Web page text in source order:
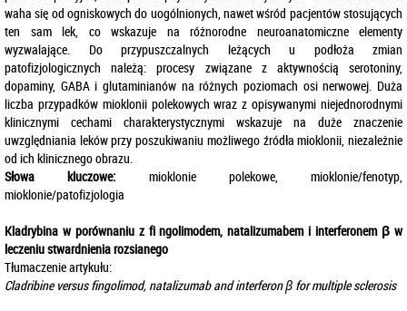
waha się od ogniskowych do uogólnionych, nawet wśród pacjentów stosujących
ten sam lek, co wskazuje na różnorodne neuroanatomiczne elementy
wyzwalające. Do przypuszczalnych leżących u podłoża zmian
patofizjologicznych należą: procesy związane z aktywnością serotoniny,
dopaminy, GABA i glutaminianów na różnych poziomach osi nerwowej. Duża
liczba przypadków mioklonii polekowych wraz z opisywanymi niejednorodnymi
klinicznymi cechami charakterystycznymi wskazuje na duże znaczenie
uwzględniania leków przy poszukiwaniu możliwego źródła mioklonii, niezależnie
od ich klinicznego obrazu.
Słowa kluczowe: mioklonie polekowe, mioklonie/fenotyp,
mioklonie/patofizjologia
Kladrybina w porównaniu z fi ngolimodem, natalizumabem i interferonem β w
leczeniu stwardnienia rozsianego
Tłumaczenie artykułu:
Cladribine versus fingolimod, natalizumab and interferon β for multiple sclerosis